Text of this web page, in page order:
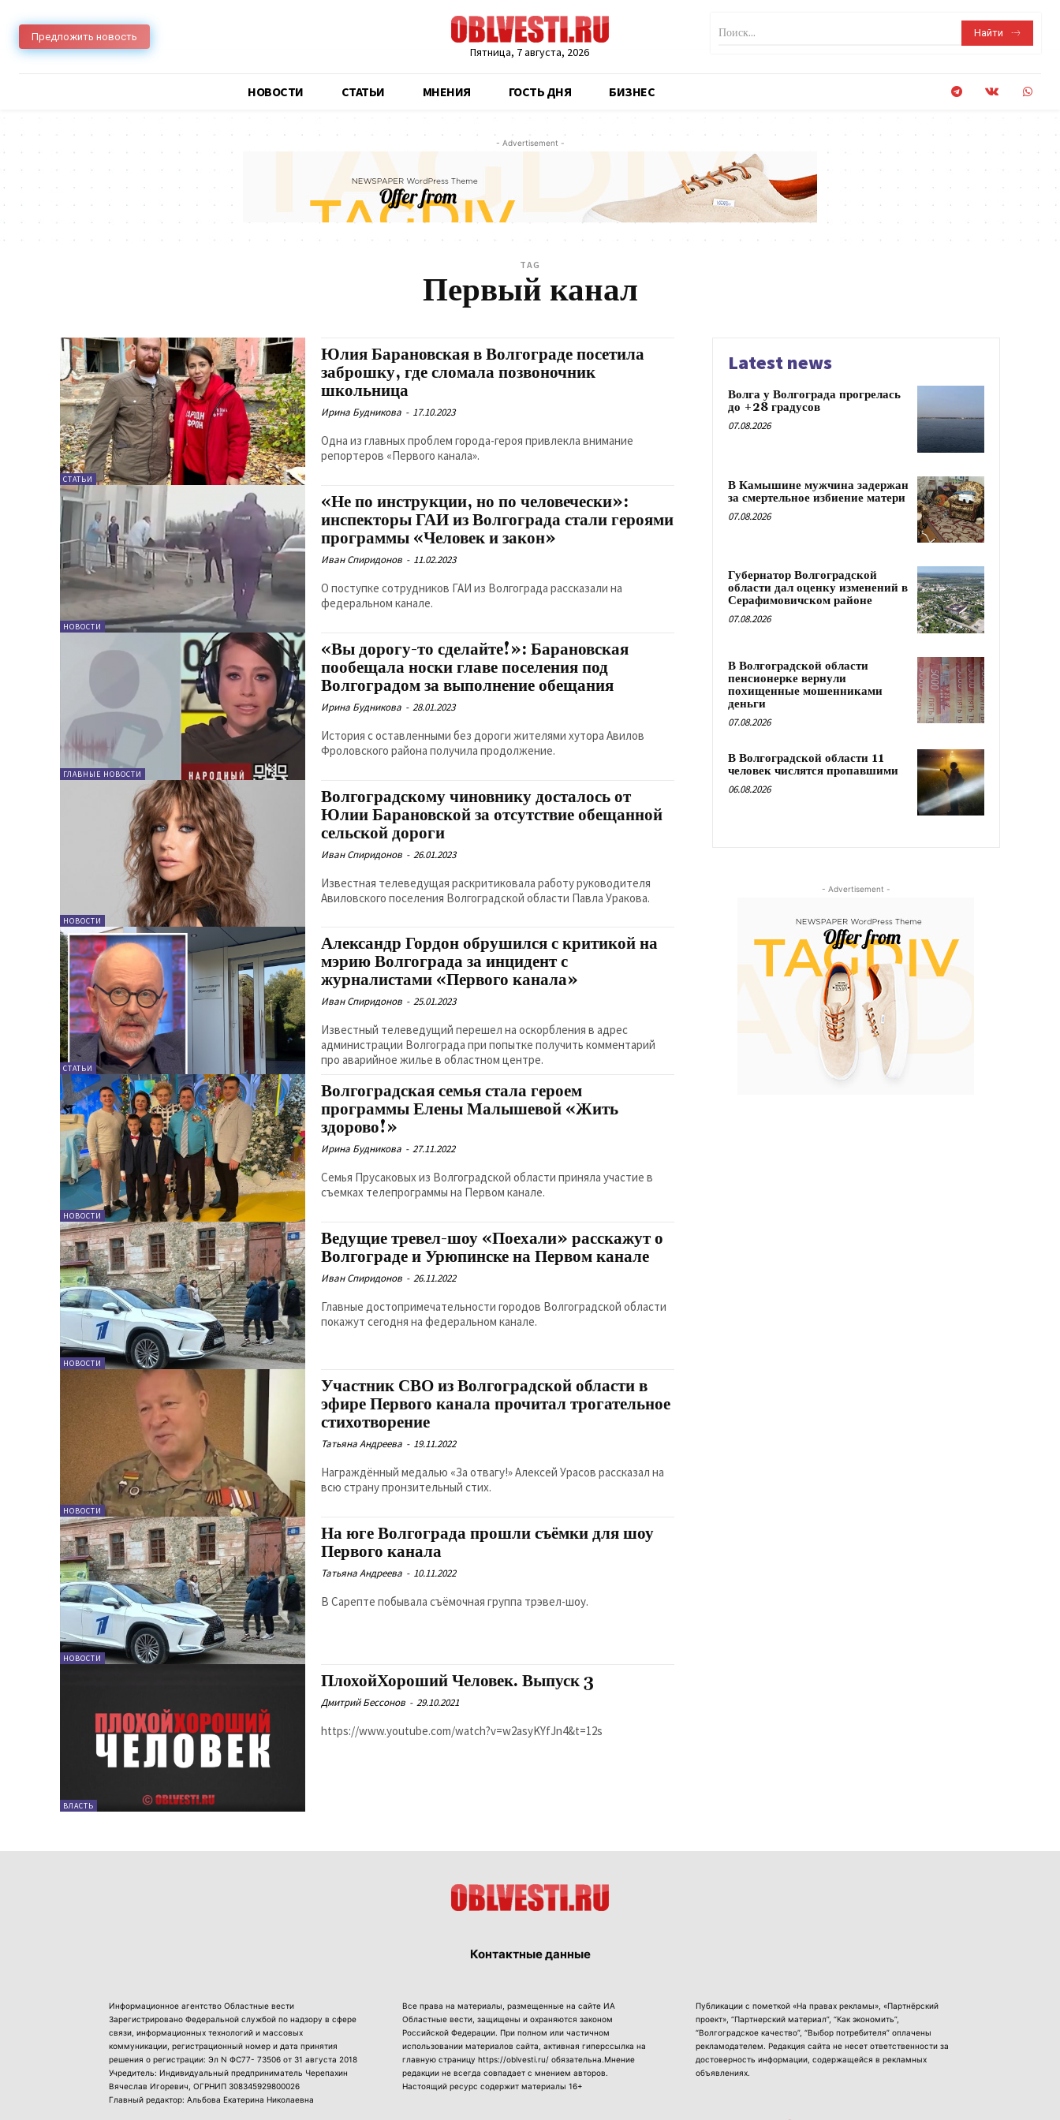
Предложить новость
Пятница, 7 августа, 2026
Поиск... Найти
НОВОСТИ CТАТЬИ МНЕНИЯ ГОСТЬ ДНЯ БИЗНЕС
- Advertisement -
TAG
Первый канал
СТАТЬИ
Юлия Барановская в Волгограде посетила
заброшку, где сломала позвоночник
школьница
Ирина Будникова - 17.10.2023
Одна из главных проблем города-героя привлекла внимание
репортеров «Первого канала».
НОВОСТИ
«Не по инструкции, но по человечески»:
инспекторы ГАИ из Волгограда стали героями
программы «Человек и закон»
Иван Спиридонов - 11.02.2023
О поступке сотрудников ГАИ из Волгограда рассказали на
федеральном канале.
ГЛАВНЫЕ НОВОСТИ
«Вы дорогу-то сделайте!»: Барановская
пообещала носки главе поселения под
Волгоградом за выполнение обещания
Ирина Будникова - 28.01.2023
История с оставленными без дороги жителями хутора Авилов
Фроловского района получила продолжение.
НОВОСТИ
Волгоградскому чиновнику досталось от
Юлии Барановской за отсутствие обещанной
сельской дороги
Иван Спиридонов - 26.01.2023
Известная телеведущая раскритиковала работу руководителя
Авиловского поселения Волгоградской области Павла Уракова.
СТАТЬИ
Александр Гордон обрушился с критикой на
мэрию Волгограда за инцидент с
журналистами «Первого канала»
Иван Спиридонов - 25.01.2023
Известный телеведущий перешел на оскорбления в адрес
администрации Волгограда при попытке получить комментарий
про аварийное жилье в областном центре.
НОВОСТИ
Волгоградская семья стала героем
программы Елены Малышевой «Жить
здорово!»
Ирина Будникова - 27.11.2022
Семья Прусаковых из Волгоградской области приняла участие в
съемках телепрограммы на Первом канале.
НОВОСТИ
Ведущие тревел-шоу «Поехали» расскажут о
Волгограде и Урюпинске на Первом канале
Иван Спиридонов - 26.11.2022
Главные достопримечательности городов Волгоградской области
покажут сегодня на федеральном канале.
НОВОСТИ
Участник СВО из Волгоградской области в
эфире Первого канала прочитал трогательное
стихотворение
Татьяна Андреева - 19.11.2022
Награждённый медалью «За отвагу!» Алексей Урасов рассказал на
всю страну пронзительный стих.
НОВОСТИ
На юге Волгограда прошли съёмки для шоу
Первого канала
Татьяна Андреева - 10.11.2022
В Сарепте побывала съёмочная группа трэвел-шоу.
ВЛАСТЬ
ПлохойХороший Человек. Выпуск 3
Дмитрий Бессонов - 29.10.2021
Latest news
Волга у Волгограда прогрелась
до +28 градусов
07.08.2026
В Камышине мужчина задержан
за смертельное избиение матери
07.08.2026
Губернатор Волгоградской
области дал оценку изменений в
Серафимовичском районе
07.08.2026
В Волгоградской области
пенсионерке вернули
похищенные мошенниками
деньги
07.08.2026
В Волгоградской области 11
человек числятся пропавшими
06.08.2026
- Advertisement -
Контактные данные
Информационное агентство Областные вести
Зарегистрировано Федеральной службой по надзору в сфере
связи, информационных технологий и массовых
коммуникации, регистрационный номер и дата принятия
решения о регистрации: Эл N ФС77- 73506 от 31 августа 2018
Учредитель: Индивидуальный предприниматель Черепахин
Вячеслав Игоревич, ОГРНИП 308345929800026
Главный редактор: Альбова Екатерина Николаевна
Все права на материалы, размещенные на сайте ИА
Областные вести, защищены и охраняются законом
Российской Федерации. При полном или частичном
использовании материалов сайта, активная гиперссылка на
главную страницу https://oblvesti.ru/ обязательна.Мнение
редакции не всегда совпадает с мнением авторов.
Настоящий ресурс содержит материалы 16+
Публикации с пометкой «На правах рекламы», «Партнёрский
проект», “Партнерский материал”, “Как экономить”,
“Волгоградское качество”, “Выбор потребителя” оплачены
рекламодателем. Редакция сайта не несет ответственности за
достоверность информации, содержащейся в рекламных
объявлениях.